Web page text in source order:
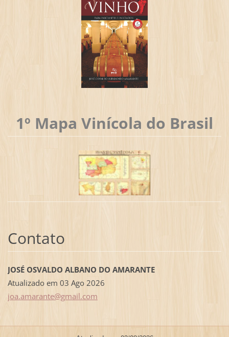
1º Mapa Vinícola do Brasil
Contato
JOSÉ OSVALDO ALBANO DO AMARANTE
Atualizado em 03 Ago 2026
joa.amarante@gmail.com